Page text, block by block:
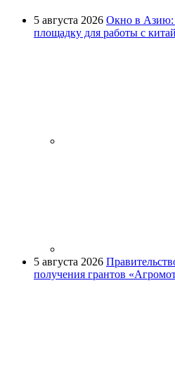
5 августа 2026 Окно в Азию:
площадку для работы с
5 августа 2026
получения грантов